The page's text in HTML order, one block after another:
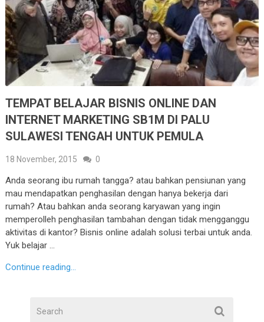
TEMPAT BELAJAR BISNIS ONLINE DAN
INTERNET MARKETING SB1M DI PALU
SULAWESI TENGAH UNTUK PEMULA
18 November, 2015 0
Anda seorang ibu rumah tangga? atau bahkan pensiunan yang
mau mendapatkan penghasilan dengan hanya bekerja dari
rumah? Atau bahkan anda seorang karyawan yang ingin
memperolleh penghasilan tambahan dengan tidak mengganggu
aktivitas di kantor? Bisnis online adalah solusi terbai untuk anda.
Yuk belajar …
Continue reading...